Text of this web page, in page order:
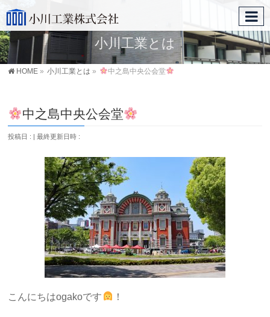
小川工業とは
HOME » 小川工業とは » 中之島中央公会堂
中之島中央公会堂
投稿日 : 最終更新日時 :
こんにちはogakoです ！